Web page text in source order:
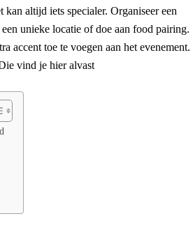
kan altijd iets specialer. Organiseer een
unieke locatie of doe aan food pairing.
accent toe te voegen aan het evenement.
vind je hier alvast